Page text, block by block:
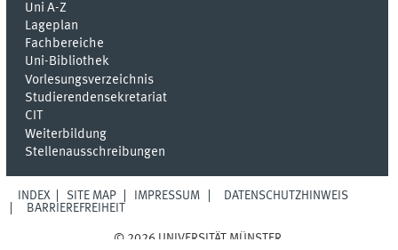
Uni A-Z
Lageplan
Fachbereiche
Uni-Bi­bli­o­thek
Vor­le­sungs­ver­zeich­nis
Stu­die­ren­den­se­kre­ta­ri­at
CIT
Weiterbildung
Stellenausschreibungen
INDEX SITE MAP IMPRESSUM
DATENSCHUTZHINWEIS
BARRIEREFREIHEIT
© 2026 UNIVERSITÄT MÜNSTER